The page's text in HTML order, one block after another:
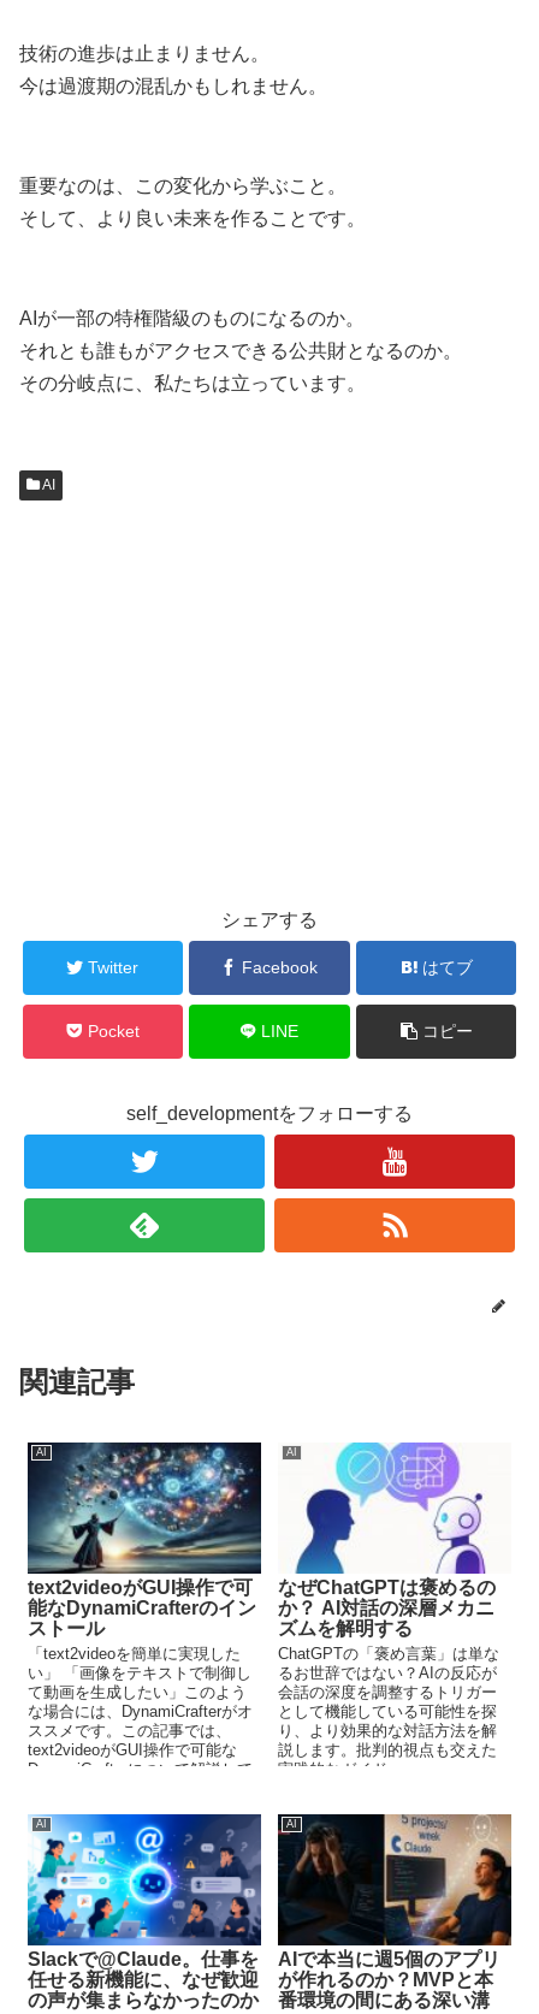
技術の進歩は止まりません。
今は過渡期の混乱かもしれません。
重要なのは、この変化から学ぶこと。
そして、より良い未来を作ることです。
AIが一部の特権階級のものになるのか。
それとも誰もがアクセスできる公共財となるのか。
その分岐点に、私たちは立っています。
AI
シェアする
Twitter Facebook はてブ
Pocket LINE コピー
self_developmentをフォローする
関連記事
AI
text2videoがGUI操作で可
能なDynamiCrafterのイン
ストール
「text2videoを簡単に実現した
い」 「画像をテキストで制御し
て動画を生成したい」このよう
な場合には、DynamiCrafterがオ
ススメです。この記事では、
text2videoがGUI操作で可能な
DynamiCrafterについて解説して
AI
なぜChatGPTは褒めるの
か？ AI対話の深層メカニ
ズムを解明する
ChatGPTの「褒め言葉」は単な
るお世辞ではない？AIの反応が
会話の深度を調整するトリガー
として機能している可能性を探
り、より効果的な対話方法を解
説します。批判的視点も交えた
実践的なガイド。
AI
Slackで@Claude。仕事を
任せる新機能に、なぜ歓迎
の声が集まらなかったのか
AI
AIで本当に週5個のアプリ
が作れるのか？MVPと本
番環境の間にある深い溝